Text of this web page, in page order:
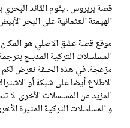
قصة بربروس . يقوم القائد البحري
الهيمنة العثمانية على البحر
موقع قصة عشق الاصلي هو
المسلسلات التركية المدبلج
الاطلاع أيضا على شبكة أو
المزيد من المسلسلات الأخرى.
و المسلسلات التركية المثيرة